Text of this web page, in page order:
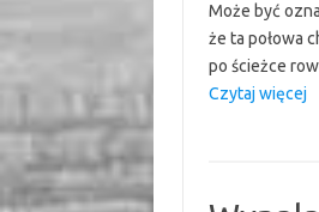
Może być
że ta połowa
po ścieżce
Czytaj więcej